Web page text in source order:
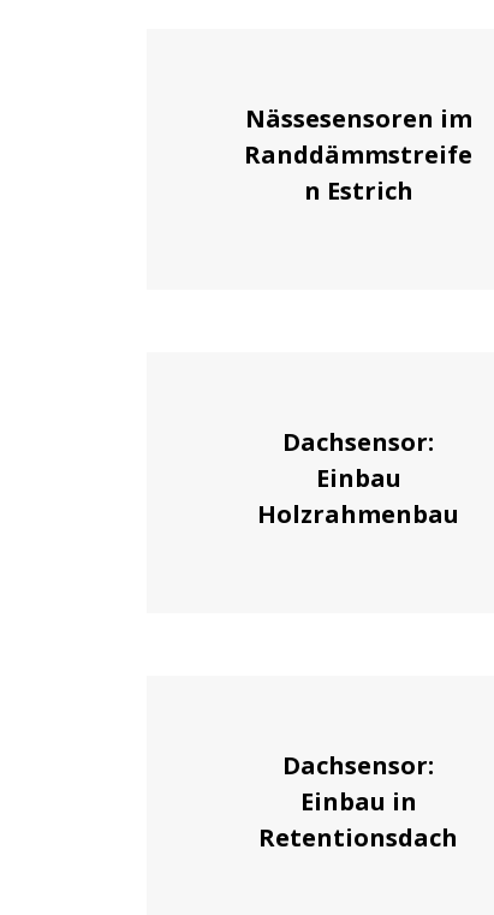
Nässesensoren im
Randdämmstreife
n Estrich
Dachsensor:
Einbau
Holzrahmenbau
Dachsensor:
Einbau in
Retentionsdach